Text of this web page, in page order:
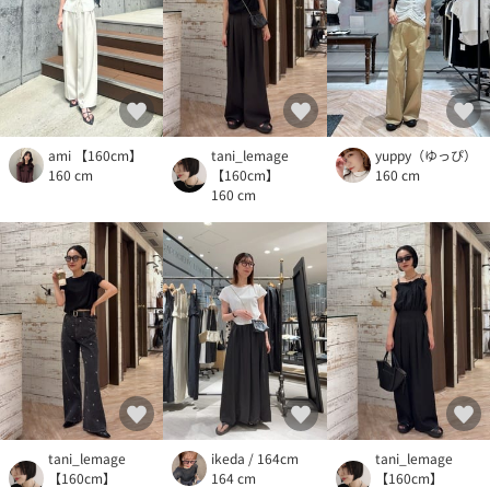
ami 【160cm】
160 cm
tani_lemage
【160cm】
160 cm
yuppy（ゆっぴ）
160 cm
tani_lemage
【160cm】
ikeda / 164cm
164 cm
tani_lemage
【160cm】